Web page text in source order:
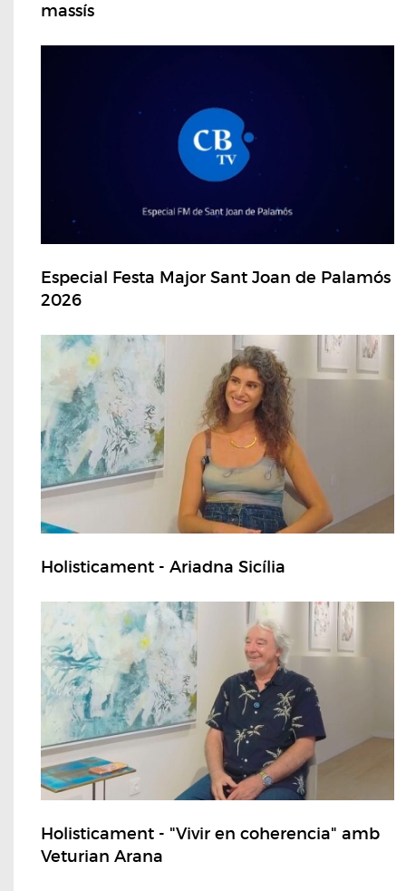
massís
Especial Festa Major Sant Joan de Palamós
2026
Holisticament - Ariadna Sicília
Holisticament - "Vivir en coherencia" amb
Veturian Arana